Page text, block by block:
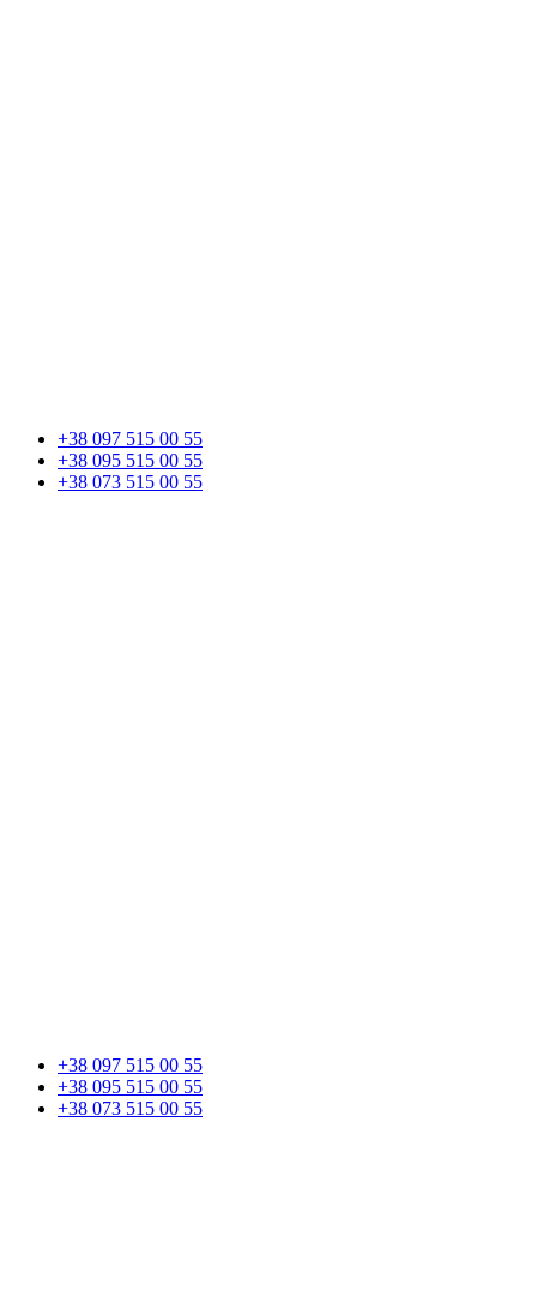
+38 097 515 00 55
+38 095 515 00 55
+38 073 515 00 55
+38 097 515 00 55
+38 095 515 00 55
+38 073 515 00 55